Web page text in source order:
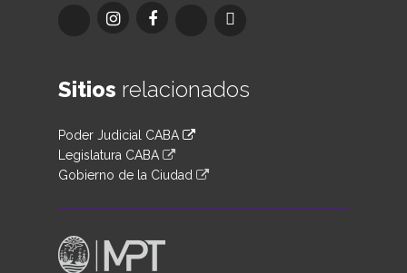
Sitios relacionados
Poder Judicial CABA
Legislatura CABA
Gobierno de la Ciudad